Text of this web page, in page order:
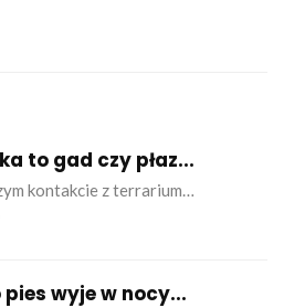
to gad czy płaz...
kontakcie z terrarium…
wyje w nocy...